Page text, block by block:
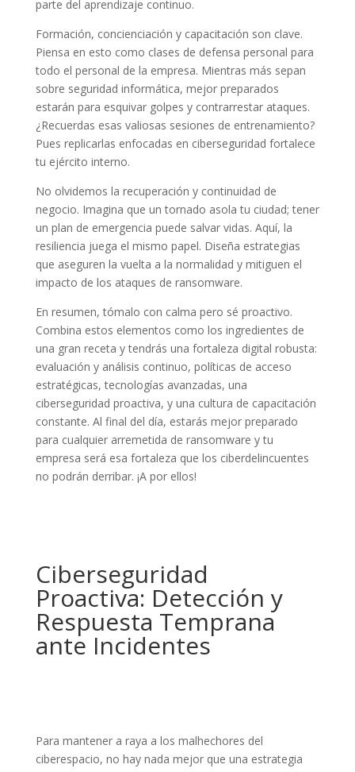
parte del aprendizaje continuo.
Formación, concienciación y capacitación son clave.
Piensa en esto como clases de defensa personal para
todo el personal de la empresa. Mientras más sepan
sobre seguridad informática, mejor preparados
estarán para esquivar golpes y contrarrestar ataques.
¿Recuerdas esas valiosas sesiones de entrenamiento?
Pues replicarlas enfocadas en ciberseguridad fortalece
tu ejército interno.
No olvidemos la recuperación y continuidad de
negocio. Imagina que un tornado asola tu ciudad; tener
un plan de emergencia puede salvar vidas. Aquí, la
resiliencia juega el mismo papel. Diseña estrategias
que aseguren la vuelta a la normalidad y mitiguen el
impacto de los ataques de ransomware.
En resumen, tómalo con calma pero sé proactivo.
Combina estos elementos como los ingredientes de
una gran receta y tendrás una fortaleza digital robusta:
evaluación y análisis continuo, políticas de acceso
estratégicas, tecnologías avanzadas, una
ciberseguridad proactiva, y una cultura de capacitación
constante. Al final del día, estarás mejor preparado
para cualquier arremetida de ransomware y tu
empresa será esa fortaleza que los ciberdelincuentes
no podrán derribar. ¡A por ellos!
Ciberseguridad
Proactiva: Detección y
Respuesta Temprana
ante Incidentes
Para mantener a raya a los malhechores del
ciberespacio, no hay nada mejor que una estrategia